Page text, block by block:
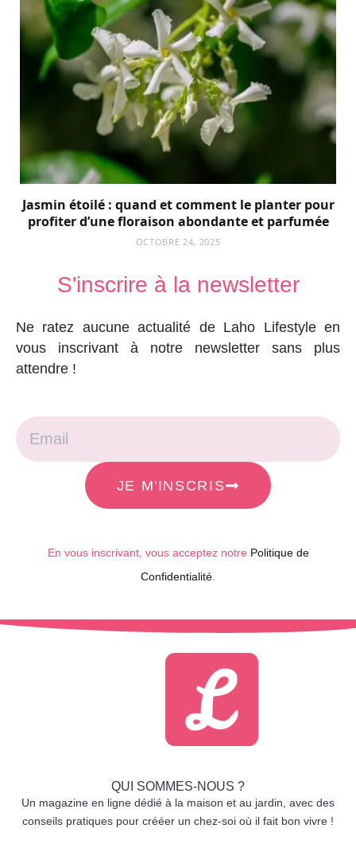
Jasmin étoilé : quand et comment le planter pour
profiter d’une floraison abondante et parfumée
OCTOBRE 24, 2025
S'inscrire à la newsletter
Ne ratez aucune actualité de Laho Lifestyle en
vous inscrivant à notre newsletter sans plus
attendre !
JE M'INSCRIS
En vous inscrivant, vous acceptez notre Politique de
Confidentialité
QUI SOMMES-NOUS ?
Un magazine en ligne dédié à la maison et au jardin, avec des
conseils pratiques pour crééer un chez-soi où il fait bon vivre !